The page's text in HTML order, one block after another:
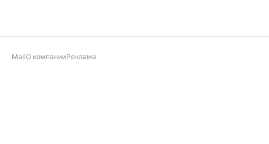
MailО компанииРеклама